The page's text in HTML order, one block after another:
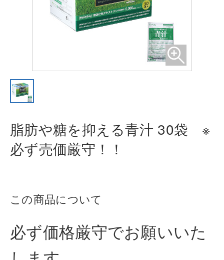
脂肪や糖を抑える青汁 30袋 ※
必ず売価厳守！！
この商品について
必ず価格厳守でお願いいた